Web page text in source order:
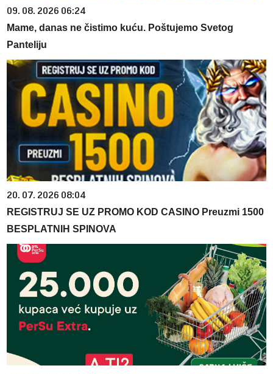
09. 08. 2026 06:24
Mame, danas ne čistimo kuću. Poštujemo Svetog
Panteliju
20. 07. 2026 08:04
REGISTRUJ SE UZ PROMO KOD CASINO Preuzmi 1500
BESPLATNIH SPINOVA